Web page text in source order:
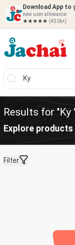
Download App to
new user allowance
★★★★★ (430k+)
Results for "Ky
Explore
Filter